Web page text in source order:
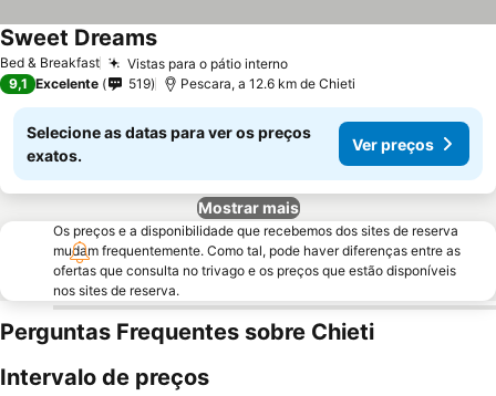
Bed & Breakfast Vistas para o pátio interno
Sweet Dreams
9,1 Excelente 519 Pescara, a 12.6 km de Chieti
Selecione as datas para ver os preços
exatos.
Ver preços
Mostrar mais
Os preços e a disponibilidade que recebemos dos sites de reserva
mudam frequentemente. Como tal, pode haver diferenças entre as
ofertas que consulta no trivago e os preços que estão disponíveis
nos sites de reserva.
Perguntas Frequentes sobre Chieti
Intervalo de preços